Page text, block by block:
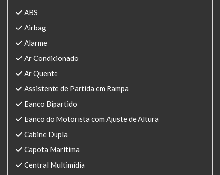
ABS
Airbag
Alarme
Ar Condicionado
Ar Quente
Assistente de Partida em Rampa
Banco Bipartido
Banco do Motorista com Ajuste de Altura
Cabine Dupla
Capota Marítima
Central Multimídia